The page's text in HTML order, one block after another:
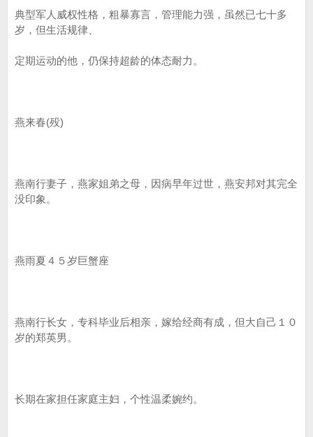
典型军人威权性格，粗暴寡言，管理能力强，虽然已七十多
岁，但生活规律、
定期运动的他，仍保持超龄的体态耐力。
燕来春(殁)
燕南行妻子，燕家姐弟之母，因病早年过世，燕安邦对其完全
没印象。
燕雨夏４５岁巨蟹座
燕南行长女，专科毕业后相亲，嫁给经商有成，但大自己１０
岁的郑英男。
长期在家担任家庭主妇，个性温柔婉约。